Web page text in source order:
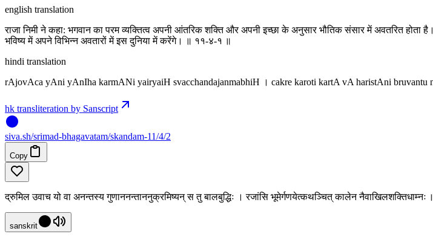
english translation
राजा निमी ने कहा: भगवान का परम व्यक्तित्व अपनी आंतरिक शक्ति और अपनी इच्छा के अनुसार भौतिक संसार में अवतरित
भविष्य में अपने विभिन्न अवतारों में इस दुनिया में करेंगे। ॥ ११-४-१ ॥
hindi translation
rAjovAca yAni yAnIha karmANi yairyaiH svacchandajanmabhiH । cakre karoti kartA vA haristAni bruvantu
hk transliteration by Sanscript
siva.sh/srimad-bhagavatam/skandam-11/4/2
Copy
द्रुमिल उवाच यो वा अनन्तस्य गुणाननन्ताननुक्रमिष्यन् स तु बालबुद्धिः । रजांसि भूमेर्गणयेत्कथञ्चित् कालेन
sanskrit